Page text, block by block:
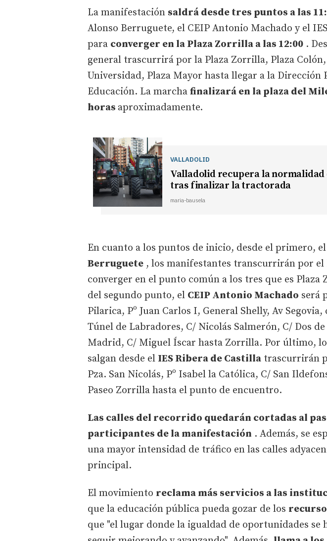
La manifestación saldrá desde tres puntos a las
Alonso Berruguete, el CEIP Antonio Machado y el
para converger en la Plaza Zorrilla a las 12:00 .
general trascurrirá por la Plaza Zorrilla, Plaza Colón,
Universidad, Plaza Mayor hasta llegar a la Dirección
Educación. La marcha finalizará en la plaza del
horas aproximadamente.
VALLADOLID
Valladolid recupera la
tras finalizar la tractorada
maria-bausela
En cuanto a los puntos de inicio, desde el primero, el
Berruguete , los manifestantes transcurrirán por el
converger en el punto común a los tres que es
del segundo punto, el CEIP Antonio Machado será
Pilarica, Pº Juan Carlos I, General Shelly, Av
Túnel de Labradores, C/ Nicolás Salmerón, C/ Dos
Madrid, C/ Miguel Íscar hasta Zorrilla. Por último,
salgan desde el IES Ribera de Castilla trascurrirán
Pza. San Nicolás, Pº Isabel la Católica, C/ San
Paseo Zorrilla hasta el punto de encuentro.
Las calles del recorrido quedarán cortadas al
participantes de la manifestación . Además, se
una mayor intensidad de tráfico en las calles
principal.
El movimiento reclama más servicios a las
que la educación pública pueda gozar de los
que "el lugar donde la igualdad de oportunidades se